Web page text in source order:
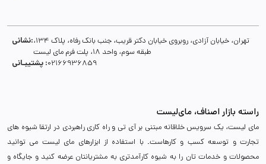
نشانی:تهران، خیابان آزادی، روبروی خیابان دکتر قریب، جنب بانک رفاه، پلاک 134،
طبقه سوم، واحد 18، پلت فرم مای لیست
پشتیبـانی :02166936859
راسته بازار اصناف، مای‌لیست
مای لیست، یک سرویس خلاقانه مبتنی بر آی تی و راه کاری راهبردی در ارتقا شیوه های
تجارت و توسعه کسب و کارهاست. با استفاده از ابزارهای مای لیست می توانید
محصولات و خدمات تان را به شیوه کارآمدتری به مشتریانتان عرضه کنید و جایگاه و